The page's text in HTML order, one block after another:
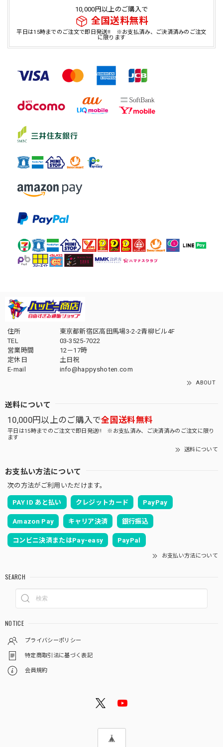
10,000円以上のご購入で
全国送料無料
平日は15時までのご注文で即日発送!! ※お支払済み、ご決済済みのご注文
に限ります
住所
東京都新宿区高田馬場3-2-2青柳ビル4F
TEL
03-3525-7022
営業時間
12－17時
定休日
土日祝
E-mail
info@happyshoten.com
ABOUT
送料について
10,000円以上のご購入で全国送料無料
平日は15時までのご注文で即日発送!! ※お支払済み、ご決済済みのご注文に限り
ます
送料について
お支払い方法について
次の方法がご利用いただけます。
PAY ID あと払い クレジットカード PayPay
Amazon Pay キャリア決済 銀行振込
コンビニ決済またはPay-easy PayPal
お支払い方法について
SEARCH
NOTICE
プライバシーポリシー
特定商取引法に基づく表記
会員規約